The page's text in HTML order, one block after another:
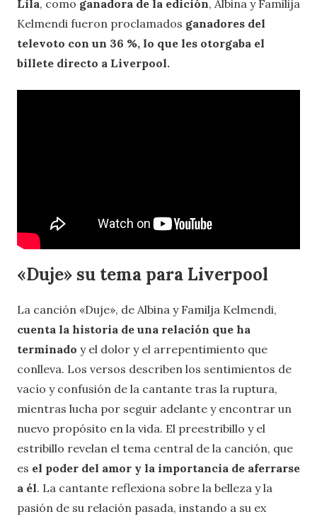
Lila, como ganadora de la edición, Albina y Familija
Kelmendi fueron proclamados ganadores del
televoto con un 36 %, lo que les otorgaba el
billete directo a Liverpool.
«Duje» su tema para Liverpool
La canción «Duje», de Albina y Familja Kelmendi,
cuenta la historia de una relación que ha
terminado y el dolor y el arrepentimiento que
conlleva. Los versos describen los sentimientos de
vacío y confusión de la cantante tras la ruptura,
mientras lucha por seguir adelante y encontrar un
nuevo propósito en la vida. El preestribillo y el
estribillo revelan el tema central de la canción, que
es el poder del amor y la importancia de aferrarse
a él. La cantante reflexiona sobre la belleza y la
pasión de su relación pasada, instando a su ex